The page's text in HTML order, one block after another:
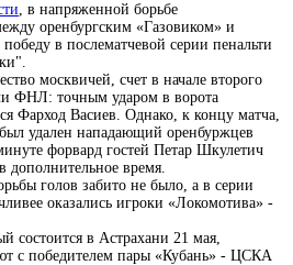
, в напряженной борьбе
оренбургским «Газовиком» и
в послематчевой серии пенальти
москвичей, счет в начале второго
ФНЛ: точным ударом в ворота
Фарход Васиев. Однако, к концу матча,
удален нападающий оренбуржцев
форвард гостей Петар Шкулетич
дополнительное время.
голов забито не было, а в серии
оказались игроки «Локомотива» -
состоится в Астрахани 21 мая,
с победителем пары «Кубань» - ЦСКА